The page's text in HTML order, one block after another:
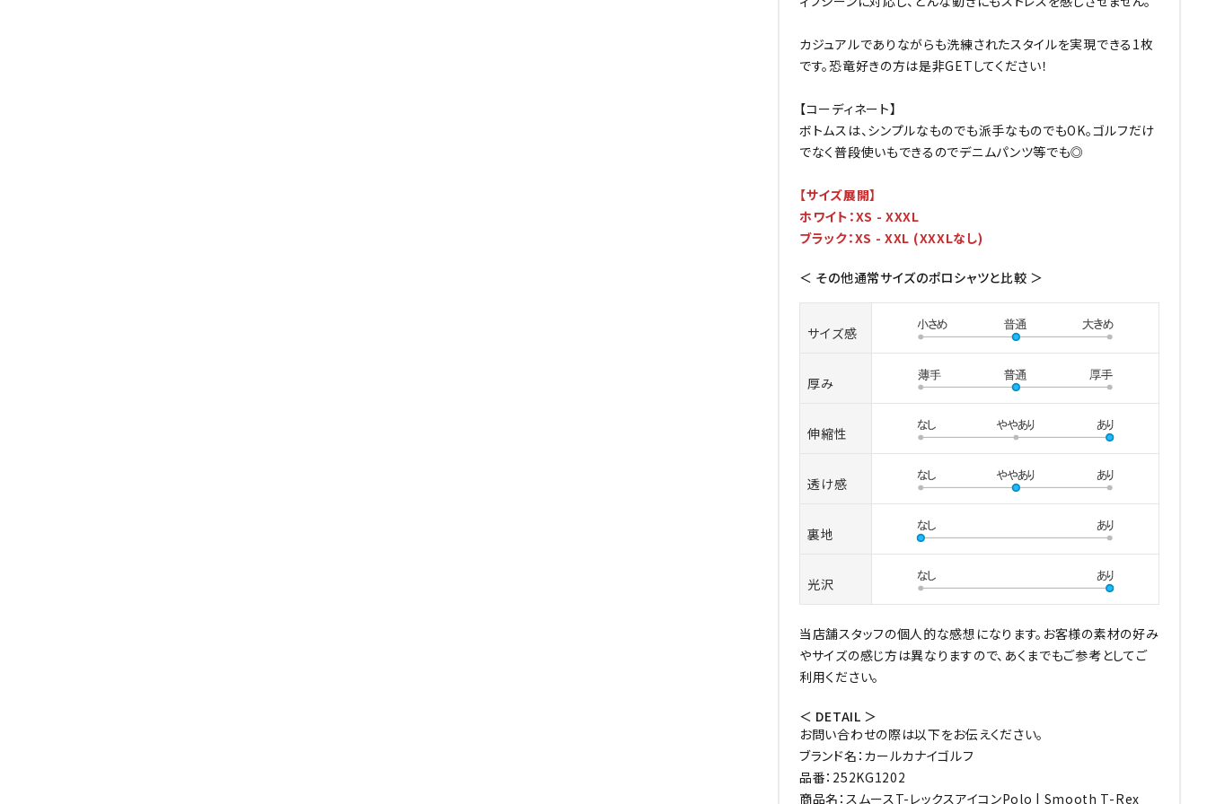
カジュアルでありながらも洗練されたスタイルを実現できる1枚
です。恐竜好きの方は是非GETしてください！
【コーディネート】
ボトムスは、シンプルなものでも派手なものでもOK。ゴルフだけ
でなく普段使いもできるのでデニムパンツ等でも◎
【サイズ展開】
ホワイト：XS - XXXL
ブラック：XS - XXL (XXXLなし)
＜ その他通常サイズのポロシャツと比較 ＞
サイズ感
厚み
伸縮性
透け感
裏地
光沢
当店舗スタッフの個人的な感想になります。お客様の素材の好み
やサイズの感じ方は異なりますので、あくまでもご参考としてご
利用ください。
＜ DETAIL ＞
お問い合わせの際は以下をお伝えください。
ブランド名：カールカナイゴルフ
品番：252KG1202
商品名：スムースT-レックスアイコンPolo | Smooth T-Rex